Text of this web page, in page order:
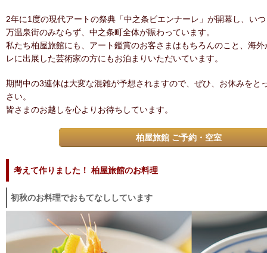
2年に1度の現代アートの祭典「中之条ビエンナーレ」が開幕し、い
万温泉街のみならず、中之条町全体が賑わっています。
私たち柏屋旅館にも、アート鑑賞のお客さまはもちろんのこと、海
レに出展した芸術家の方にもお泊まりいただいています。
期間中の3連休は大変な混雑が予想されますので、ぜひ、お休みをと
さい。
皆さまのお越しを心よりお待ちしています。
柏屋旅館 ご予約・空室
考えて作りました！ 柏屋旅館のお料理
初秋のお料理でおもてなししています